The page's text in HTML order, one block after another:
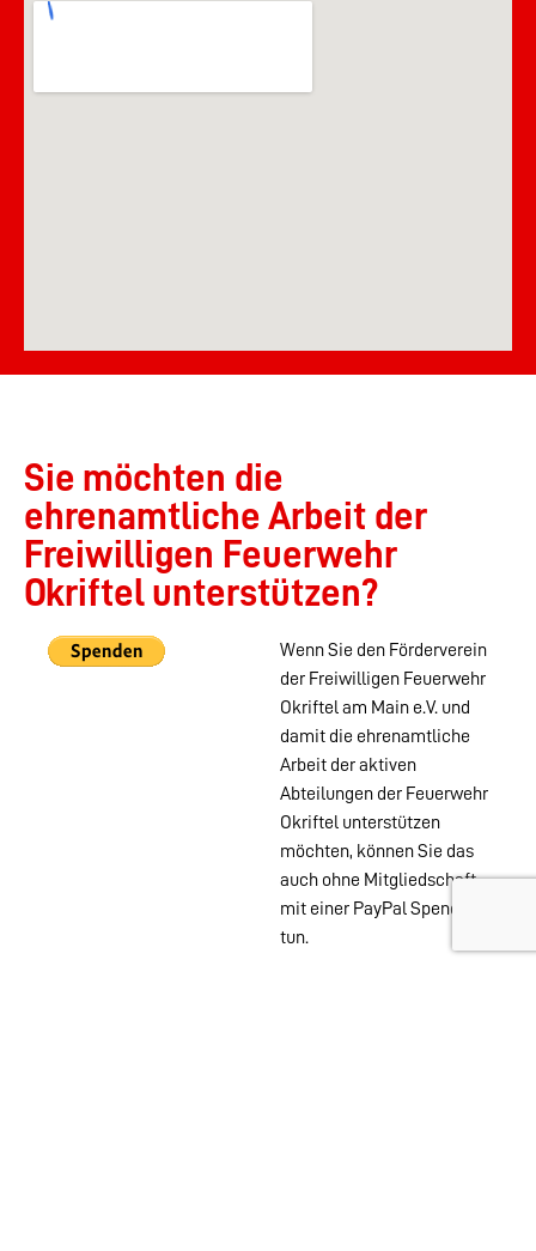
Sie möchten die
ehrenamtliche Arbeit der
Freiwilligen Feuerwehr
Okriftel unterstützen?
Wenn Sie den Förderverein
der Freiwilligen Feuerwehr
Okriftel am Main e.V. und
damit die ehrenamtliche
Arbeit der aktiven
Abteilungen der Feuerwehr
Okriftel unterstützen
möchten, können Sie das
auch ohne Mitgliedschaft
mit einer PayPal Spende
tun.